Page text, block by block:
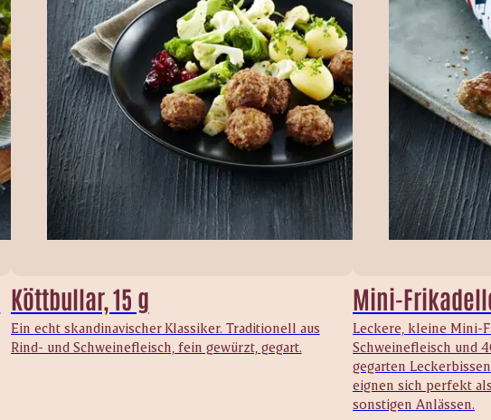
Köttbullar, 15 g
Ein echt skandinavischer Klassiker. Traditionell aus
Rind- und Schweinefleisch, fein gewürzt, gegart.
Mini-
Leckere, kleine Mini-
Schweinefleisch und
gegarten
eignen sich perfekt
sonstigen Anlässen.